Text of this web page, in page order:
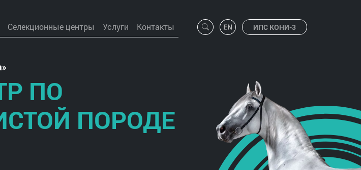
Селекционные центры Услуги Контакты ИПС КОНИ-3
ПО
ПОРОДЕ